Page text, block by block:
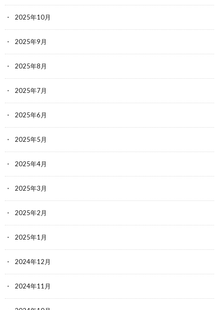
2025年10月
2025年9月
2025年8月
2025年7月
2025年6月
2025年5月
2025年4月
2025年3月
2025年2月
2025年1月
2024年12月
2024年11月